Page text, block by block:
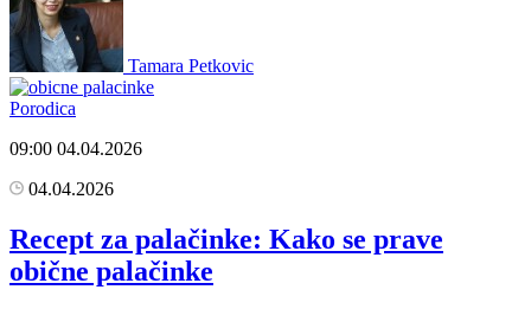
Tamara Petkovic
Porodica
09:00 04.04.2026
04.04.2026
Recept za palačinke: Kako se prave
obične palačinke